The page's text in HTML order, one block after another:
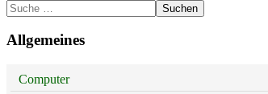
Suchen
Allgemeines
Computer